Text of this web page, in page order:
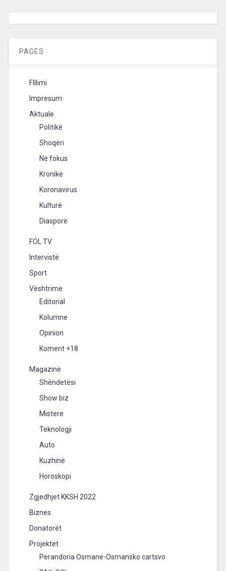
PAGES
FIllimi
Impresum
Aktuale
Politikë
Shoqëri
Në fokus
Kronikë
Koronavirus
Kulturë
Diasporë
FOL TV
Intervistë
Sport
Vështrime
Editorial
Kolumne
Opinion
Koment +18
Magazinë
Shëndetësi
Show biz
Mistere
Teknologji
Auto
Kuzhinë
Horoskopi
Zgjedhjet KKSH 2022
Biznes
Donatorët
Projektet
Perandoria Osmane-Osmansko cartsvo